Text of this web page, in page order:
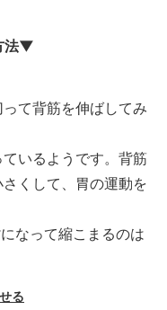
法▼
て背筋を伸ばしてみ
いるようです。背筋
くして、胃の運動を
なって縮こまるのは
る